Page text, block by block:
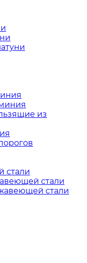
из
стали
стали
стали